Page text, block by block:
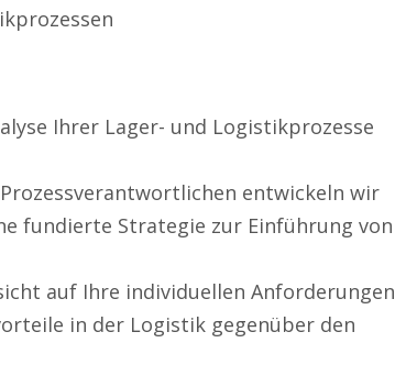
Ihrer Lager- und Logistikprozesse
entwickeln wir
fundierte Strategie zur Einführung von
auf Ihre individuellen Anforderungen
in der Logistik gegenüber den